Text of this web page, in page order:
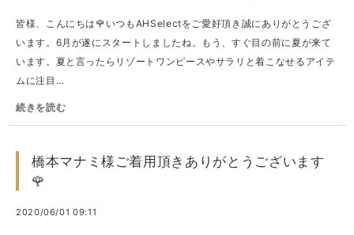
皆様、こんにちは🌹いつもAHSelectをご愛好頂き誠にありがとうござ
います。6月が遂にスタートしましたね。もう、すぐ目の前に夏が来て
います。夏と言ったらリゾートワンピースやサラリと着こなせるアイテ
ムに注目...
続きを読む
橋本マナミ様ご着用頂きありがとうございます
🌹
2020/06/01 09:11